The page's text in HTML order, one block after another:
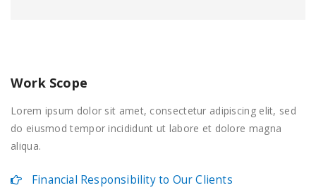
Work Scope
Lorem ipsum dolor sit amet, consectetur adipiscing elit, sed
do eiusmod tempor incididunt ut labore et dolore magna
aliqua.
Financial Responsibility to Our Clients